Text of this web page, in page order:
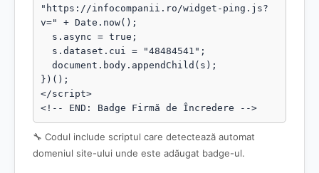
"https://infocompanii.ro/widget-ping.js?
v=" + Date.now();
})();
</script>
<!-- END: Badge Firmă de Încredere -->
🔧 Codul include scriptul care detectează automat
domeniul site-ului unde este adăugat badge-ul.